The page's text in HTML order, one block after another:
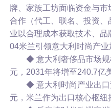
牌、家族工坊面临资金与
合作（代工、联名、投资
业以合理成本获取技术、品
04米兰引领意大利时尚产业
◆ 意大利奢侈品市场规
元，2031年将增至240.7亿
◆ 意大利时尚产业出口
元，米兰作为出口核心枢纽